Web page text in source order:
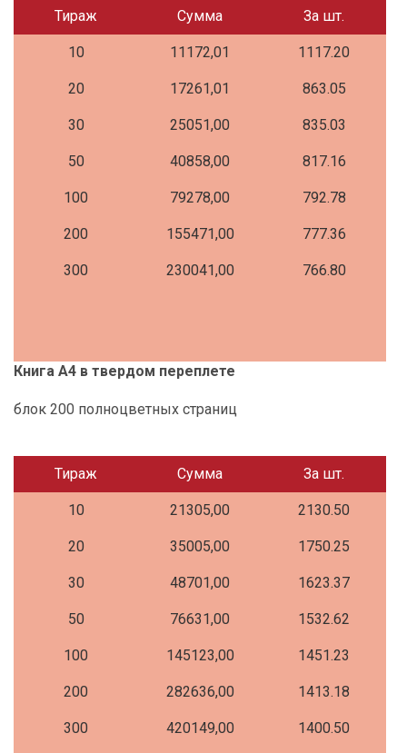
Тираж Сумма За шт.
10 11172,01 1117.20
20 17261,01 863.05
30 25051,00 835.03
50 40858,00 817.16
100 79278,00 792.78
200 155471,00 777.36
300 230041,00 766.80
Книга А4 в твердом переплете
блок 200 полноцветных страниц
Тираж Сумма За шт.
10 21305,00 2130.50
20 35005,00 1750.25
30 48701,00 1623.37
50 76631,00 1532.62
100 145123,00 1451.23
200 282636,00 1413.18
300 420149,00 1400.50